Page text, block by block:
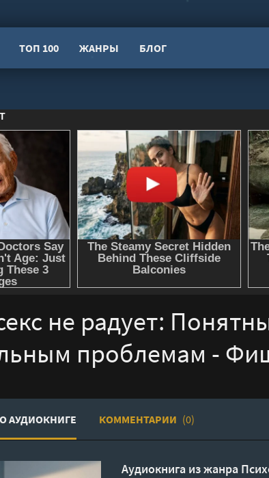
ТОП 100 ЖАНРЫ БЛОГ
не радует:
проблемам -
АУДИОКНИГЕ КОММЕНТАРИИ (0)
Аудиокнига из жанра